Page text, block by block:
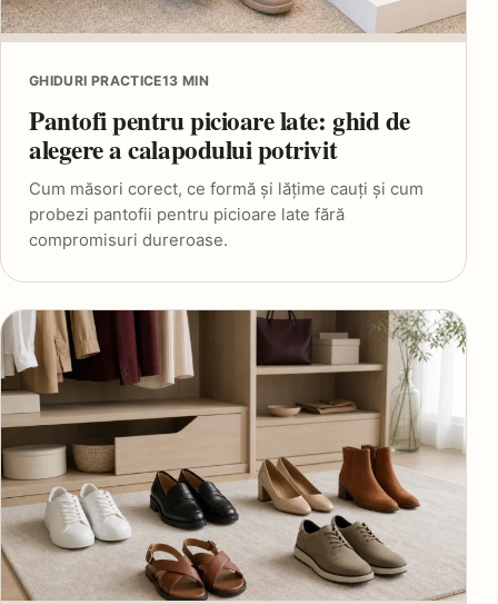
GHIDURI PRACTICE13 MIN
Pantofi pentru picioare late: ghid de
alegere a calapodului potrivit
Cum măsori corect, ce formă și lățime cauți și cum
probezi pantofii pentru picioare late fără
compromisuri dureroase.